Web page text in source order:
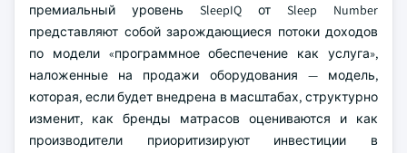
премиальный уровень SleepIQ от Sleep Number
представляют собой зарождающиеся потоки доходов
по модели «программное обеспечение как услуга»,
наложенные на продажи оборудования — модель,
которая, если будет внедрена в масштабах, структурно
изменит, как бренды матрасов оцениваются и как
производители приоритизируют инвестиции в